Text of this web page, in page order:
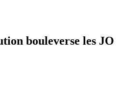
bouleverse les JO